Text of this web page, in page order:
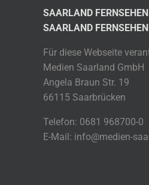
SAARLAND
SAARLAND
Für diese Webseite
Medien Saarland GmbH
Angela Braun Str. 19
66115 Saarbrücken
Telefon: 0681 968700-0
E-Mail: info@medien-